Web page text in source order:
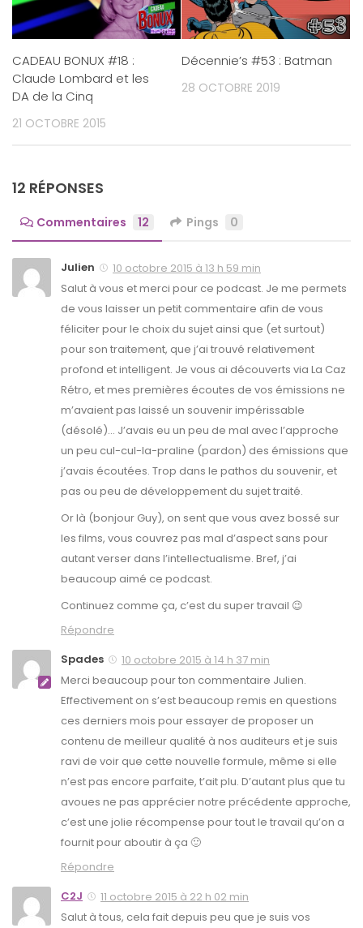
CADEAU BONUX #18 :
Claude Lombard et les
DA de la Cinq
21 OCTOBRE 2015
Décennie’s #53 : Batman
28 OCTOBRE 2019
12 RÉPONSES
Commentaires 12 Pings 0
Julien
10 octobre 2015 à 13 h 59 min
Salut à vous et merci pour ce podcast. Je me permets
de vous laisser un petit commentaire afin de vous
féliciter pour le choix du sujet ainsi que (et surtout)
pour son traitement, que j’ai trouvé relativement
profond et intelligent. Je vous ai découverts via La Caz
Rétro, et mes premières écoutes de vos émissions ne
m’avaient pas laissé un souvenir impérissable
(désolé)… J’avais eu un peu de mal avec l’approche
un peu cul-cul-la-praline (pardon) des émissions que
j’avais écoutées. Trop dans le pathos du souvenir, et
pas ou peu de développement du sujet traité.
Or là (bonjour Guy), on sent que vous avez bossé sur
les films, vous couvrez pas mal d’aspect sans pour
autant verser dans l’intellectualisme. Bref, j’ai
beaucoup aimé ce podcast.
Continuez comme ça, c’est du super travail 😉
Répondre
Spades
10 octobre 2015 à 14 h 37 min
Merci beaucoup pour ton commentaire Julien.
Effectivement on s’est beaucoup remis en questions
ces derniers mois pour essayer de proposer un
contenu de meilleur qualité à nos auditeurs et je suis
ravi de voir que cette nouvelle formule, même si elle
n’est pas encore parfaite, t’ait plu. D’autant plus que tu
avoues ne pas apprécier notre précédente approche,
c’est une jolie récompense pour tout le travail qu’on a
fournit pour aboutir à ça 🙂
Répondre
C2J
11 octobre 2015 à 22 h 02 min
Salut à tous, cela fait depuis peu que je suis vos